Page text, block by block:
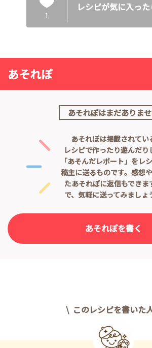
1
レシピが気に入った
あそれぽ
あそれぽはまだありま
あそれぽは掲載されてい
レシピで作ったり遊んだり
「あそんだレポート」をレ
稿主に送るものです。 感想
たあそれぽに返信もできま
で、気軽に送ってみましょ
あそれぽを書く
このレシピを書いた